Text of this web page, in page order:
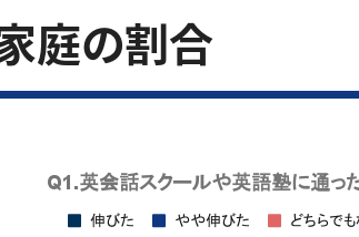
庭の割合